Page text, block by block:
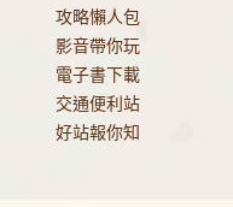
攻略懶人包
影音帶你玩
電子書下載
交通便利站
好站報你知